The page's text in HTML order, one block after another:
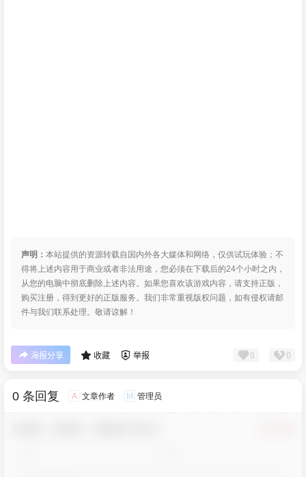
声明： 本站提供的资源转载自国内外各大媒体和网络，仅供试玩体验；不
得将上述内容用于商业或者非法用途，您必须在下载后的24个小时之内，
从您的电脑中彻底删除上述内容。如果您喜欢该游戏内容，请支持正版，
购买注册，得到更好的正版服务。我们非常重视版权问题，如有侵权请邮
件与我们联系处理。敬请谅解！
海报分享 收藏 举报 0 0
0 条回复 A 文章作者 M 管理员